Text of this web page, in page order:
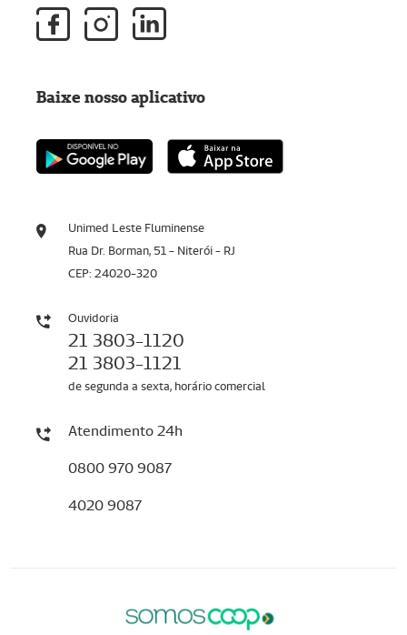
Unimed Leste Fluminense
Rua Dr. Borman, 51 - Niterói - RJ
CEP: 24020-320
Ouvidoria
21 3803-1120
21 3803-1121
de segunda a sexta, horário comercial
Atendimento 24h
0800 970 9087
4020 9087
Baixe nosso aplicativo